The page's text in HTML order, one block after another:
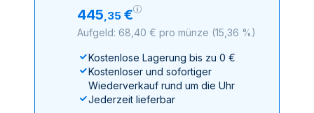
445,35 €
Aufgeld: 68,40 € pro münze (15,36 %)
Kostenlose Lagerung bis zu 0 €
Kostenloser und sofortiger
Wiederverkauf rund um die Uhr
Jederzeit lieferbar